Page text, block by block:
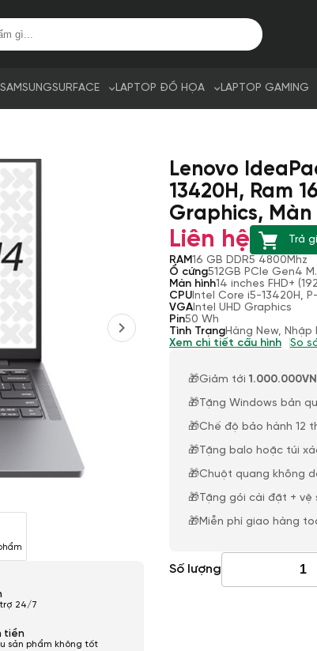
SURFACE LAPTOP ĐỒ HỌA LAPTOP GAMING
24/7
tiền
sản phẩm không tốt
Lenovo
13420H, Ram
Graphics, Màn
Liên hệ
Trả
RAM16 GB DDR5 4800Mhz
Ổ cứng512GB PCIe Gen4
Màn hình14 inches FHD+
CPUIntel Core i5-13420H,
VGAIntel UHD Graphics
Pin50 Wh
Tình TrạngHàng New, Nhập
Xem chi tiết cấu hình
So
🎁Giảm tới
🎁Tặng Windows bản
🎁Chế độ bảo hành 12
🎁Tặng balo hoặc túi
🎁Chuột quang không
🎁Tặng gói cài đặt +
🎁Miễn phí giao hàng
Số lượng